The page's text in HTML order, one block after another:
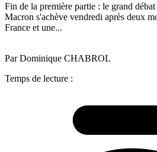
Fin de la première partie : le grand
Macron s'achève vendredi après deux
France et une...
Par Dominique CHABROL
Temps de lecture :